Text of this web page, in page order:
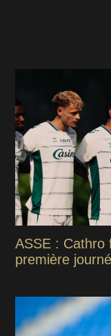
ASSE : Cathro
première